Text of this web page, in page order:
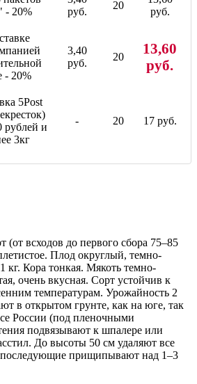
- 20%
руб.
20
руб.
- 20%
3,40
руб.
20
13,60
руб.
5Post
рублей и
3кг
- 20 17 руб.
(от всходов до первого сбора 75–85
Плод округлый, темно-
кг. Кора тонкая. Мякоть темно-
очень вкусная. Сорт устойчив к
температурам. Урожайность 2
в открытом грунте, как на юге, так
России (под пленочными
подвязывают к шпалере или
До высоты 50 см удаляют все
последующие прищипывают над 1–3